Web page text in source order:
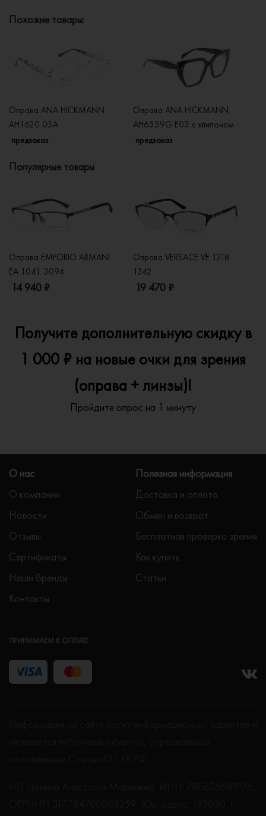
Похожие товары:
Оправа ANA HICKMANN
AH1620 05A
предзаказ
Оправа ANA HICKMANN
AH6559G E03 с клипоном
предзаказ
Популярные товары
Оправа EMPORIO ARMANI
EA 1041 3094
14 940 ₽
Оправа VERSACE VE 1218
1342
19 470 ₽
Получите дополнительную скидку в
1 000 ₽ на новые очки для зрения
(оправа + линзы)!
Пройдите опрос на 1 минуту
О нас
О компании
Новости
Отзывы
Сертификаты
Наши бренды
Контакты
Полезная информация
Доставка и оплата
Обмен и возврат
Бесплатная проверка зрения
Как купить
Статьи
ПРИНИМАЕМ К ОПЛАТЕ